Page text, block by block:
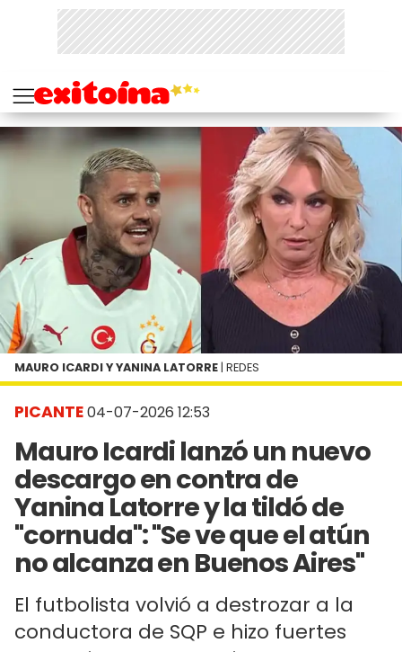
PICANTE04-07-2026 12:53
Mauro Icardi lanzó un nuevo
descargo en contra de
Yanina Latorre y la tildó de
"cornuda": "Se ve que el atún
no alcanza en Buenos Aires"
El futbolista volvió a destrozar a la
conductora de SQP e hizo fuertes
MAURO ICARDI Y YANINA LATORRE | REDES